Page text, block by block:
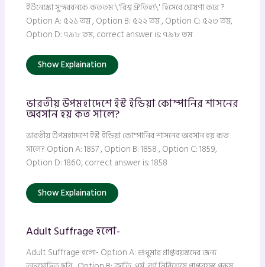
ইউনেস্কো সুন্দরবনকে কততম \'বিশ্ব ঐতিহ্য\' হিসেবে ঘোষণা করে ?
Option A: ৫২১ তম , Option B: ৫২২ তম , Option C: ৫২৩ তম,
Option D: ৭৯৮ তম, correct answer is: ৭৯৮ তম
Show Explaination
ভারতীয় উপমহাদেশে ইস্ট ইন্ডিয়া কোম্পানির শাসনের
অবসান হয় কত সালে?
ভারতীয় উপমহাদেশে ইস্ট ইন্ডিয়া কোম্পানির শাসনের অবসান হয় কত
সালে? Option A: 1857 , Option B: 1858 , Option C: 1859,
Option D: 1860, correct answer is: 1858
Show Explaination
Adult Suffrage হলো-
Adult Suffrage হলো- Option A: শুধুমাত্র প্রাপ্তবয়স্কদের জন্য